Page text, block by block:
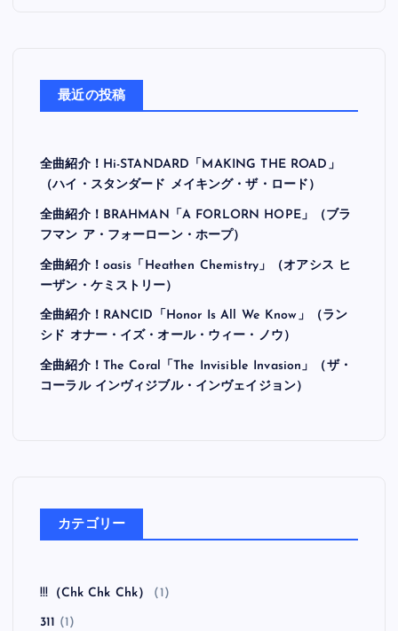
最近の投稿
全曲紹介！Hi-STANDARD「MAKING THE ROAD」
（ハイ・スタンダード メイキング・ザ・ロード）
全曲紹介！BRAHMAN「A FORLORN HOPE」（ブラ
フマン ア・フォーローン・ホープ）
全曲紹介！oasis「Heathen Chemistry」（オアシス ヒ
ーザン・ケミストリー）
全曲紹介！RANCID「Honor Is All We Know」（ラン
シド オナー・イズ・オール・ウィー・ノウ）
全曲紹介！The Coral「The Invisible Invasion」（ザ・
コーラル インヴィジブル・インヴェイジョン）
カテゴリー
!!!（Chk Chk Chk） (1)
311 (1)